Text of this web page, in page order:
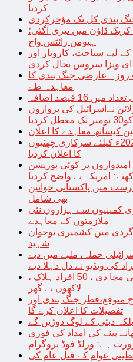
کردیا
بندی کل تک مؤخرکردی
ڈاؤن میں تیزی آگئی؛
ہیومن رائٹس واچ
لیے سیاحت، کاروبار اور
ای ویزا سروس بحال کردی
حماس اور اسرائیل میں 4 روزہ عارضی جنگ بندی کا
معاہدہ طے
16 فیصد اضافہ
نےاسرائیل کی پروازوں
کو30 نومبر تک معطل کردیا
کیساتھ معاہدے کا اعلان
متحدہ عرب امارات نے سال 2024ء کیلئے سرکاری چھٹیوں
کا اعلان کردیا
پر کوئی پوزیشن
امریکہ نے واضح کردیا
کی فہرست میں پاکستانی خواتین
بھی شامل
کمپنیوں سے ہزاروں نئی
ملازمتوں کے معاہدے
میں کشمیری نوجوان
شہید
حملہ، ملبے میں دبے
کی ویڈیو نے دل دہلا دیے
صومالیہ میں سیلاب نے تباہی مچا دی ، 50 افراد ہلاک ،
لاکھوں بے گھر
متوقع،قطر جنگ بندی اور
تفصیلات کا اعلان کرے گا
دبئی کے لوگ دوڑیں گے
کو کھانے پینے کی امداد کی فوری
ہے: ورلڈ فوڈ پروگرام
عوام کے قتل عام کی